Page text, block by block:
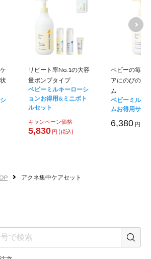
リピート率No.1の大容
量ポンプタイプ
ベビーミルキーローシ
ョンお得用&ミニボト
ルセット
キャンペーン価格
5,830 円 (税込)
ベビーの毎日
アにのびのい
ム
ベビーミルキ
ムお得用サイ
6,380 円 (税
アクネ集中ケアセット